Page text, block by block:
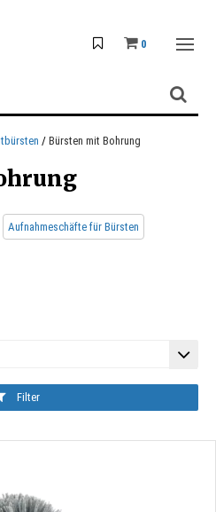
0
Bürsten mit Bohrung
Aufnahmeschäfte für Bürsten
Filter